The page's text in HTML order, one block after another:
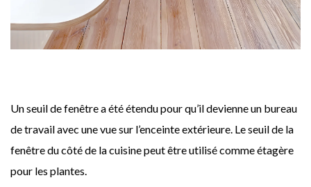
Un seuil de fenêtre a été étendu pour qu’il devienne un bureau
de travail avec une vue sur l’enceinte extérieure. Le seuil de la
fenêtre du côté de la cuisine peut être utilisé comme étagère
pour les plantes.